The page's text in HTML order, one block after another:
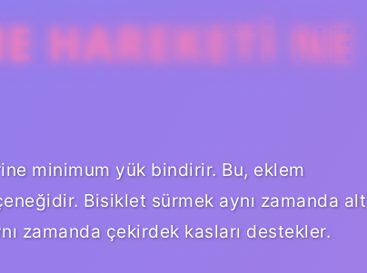
HAREKETI NE
minimum yük bindirir. Bu, eklem
Bisiklet sürmek aynı zamanda alt
zamanda çekirdek kasları destekler.